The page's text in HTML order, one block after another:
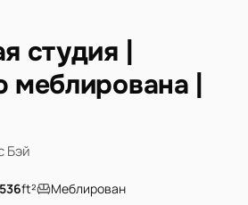
студия |
|
Бэй
536ft² Меблирован